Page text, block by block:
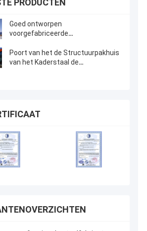
PRODUCTEN
Goed ontworpen
voorgefabriceerde
Poort van het de Structuurpakhuis
van het Kaderstaal de